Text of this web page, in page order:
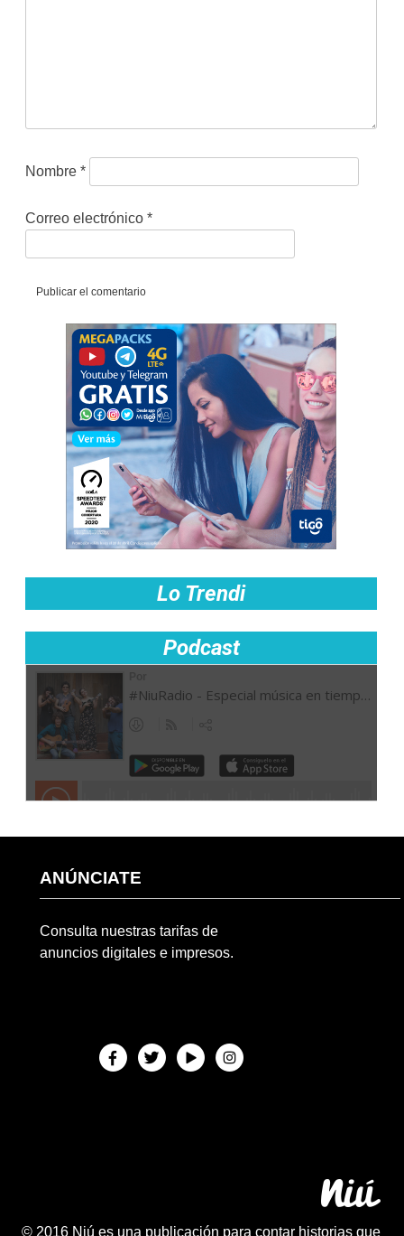
Nombre *
Correo electrónico *
Lo Trendi
Podcast
ANÚNCIATE
Consulta nuestras tarifas de
anuncios digitales e impresos.
© 2016 Niú es una publicación para contar historias que